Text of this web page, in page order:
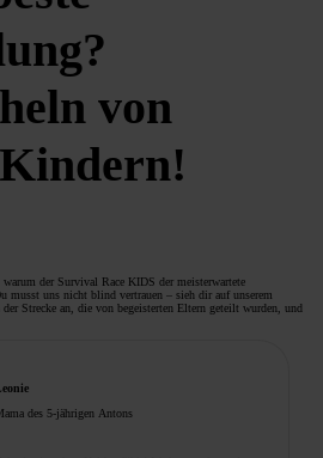
von
der Survival Race KIDS der meisterwartete
musst uns nicht blind vertrauen – sieh dir auf unserem
der Strecke an, die von begeisterten Eltern geteilt wurden, und
des 5-jährigen Antons